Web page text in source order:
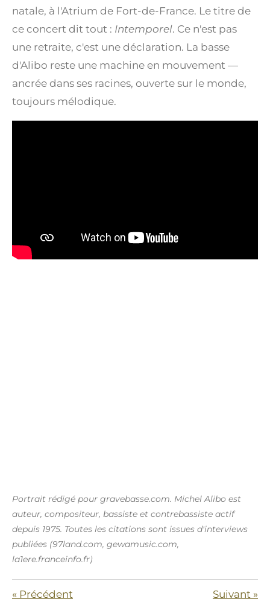
natale, à l'Atrium de Fort-de-France. Le titre de
ce concert dit tout : Intemporel. Ce n'est pas
une retraite, c'est une déclaration. La basse
d'Alibo reste une machine en mouvement —
ancrée dans ses racines, ouverte sur le monde,
toujours mélodique.
Portrait rédigé pour gravebasse.com. Michel Alibo est
auteur, compositeur, bassiste et contrebassiste actif
depuis 1975. Toutes les citations sont issues d'interviews
publiées (97land.com, gewamusic.com,
la1ere.franceinfo.fr)
« Précédent Suivant »